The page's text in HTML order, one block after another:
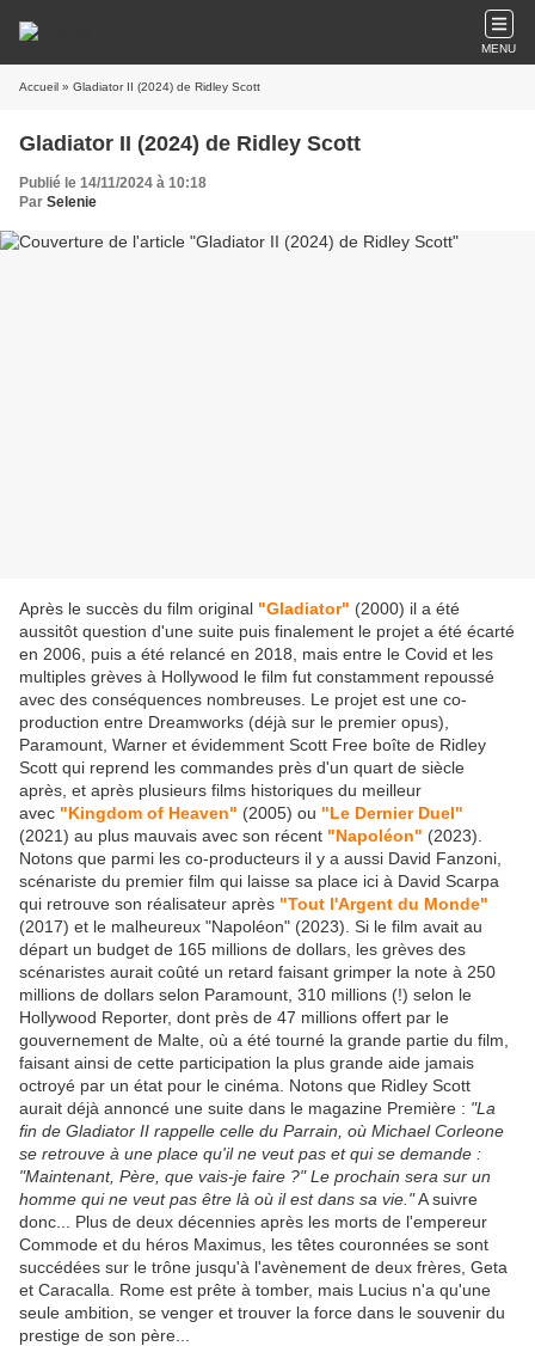
MENU
Accueil » Gladiator II (2024) de Ridley Scott
Gladiator II (2024) de Ridley Scott
Publié le 14/11/2024 à 10:18
Par Selenie
Après le succès du film original "Gladiator" (2000) il a été
aussitôt question d'une suite puis finalement le projet a été écarté
en 2006, puis a été relancé en 2018, mais entre le Covid et les
multiples grèves à Hollywood le film fut constamment repoussé
avec des conséquences nombreuses. Le projet est une co-
production entre Dreamworks (déjà sur le premier opus),
Paramount, Warner et évidemment Scott Free boîte de Ridley
Scott qui reprend les commandes près d'un quart de siècle
après, et après plusieurs films historiques du meilleur
avec "Kingdom of Heaven" (2005) ou "Le Dernier Duel"
(2021) au plus mauvais avec son récent "Napoléon" (2023).
Notons que parmi les co-producteurs il y a aussi David Fanzoni,
scénariste du premier film qui laisse sa place ici à David Scarpa
qui retrouve son réalisateur après "Tout l'Argent du Monde"
(2017) et le malheureux "Napoléon" (2023). Si le film avait au
départ un budget de 165 millions de dollars, les grèves des
scénaristes aurait coûté un retard faisant grimper la note à 250
millions de dollars selon Paramount, 310 millions (!) selon le
Hollywood Reporter, dont près de 47 millions offert par le
gouvernement de Malte, où a été tourné la grande partie du film,
faisant ainsi de cette participation la plus grande aide jamais
octroyé par un état pour le cinéma. Notons que Ridley Scott
aurait déjà annoncé une suite dans le magazine Première : "La
fin de Gladiator II rappelle celle du Parrain, où Michael Corleone
se retrouve à une place qu'il ne veut pas et qui se demande :
"Maintenant, Père, que vais-je faire ?" Le prochain sera sur un
homme qui ne veut pas être là où il est dans sa vie."A suivre
donc... Plus de deux décennies après les morts de l'empereur
Commode et du héros Maximus, les têtes couronnées se sont
succédées sur le trône jusqu'à l'avènement de deux frères, Geta
et Caracalla. Rome est prête à tomber, mais Lucius n'a qu'une
seule ambition, se venger et trouver la force dans le souvenir du
prestige de son père...